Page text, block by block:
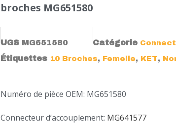
broches MG651580
UGS MG651580 Catégorie
Étiquettes 10 Broches, Femelle, KET,
Numéro de pièce OEM: MG651580
Connecteur d’accouplement: MG641577